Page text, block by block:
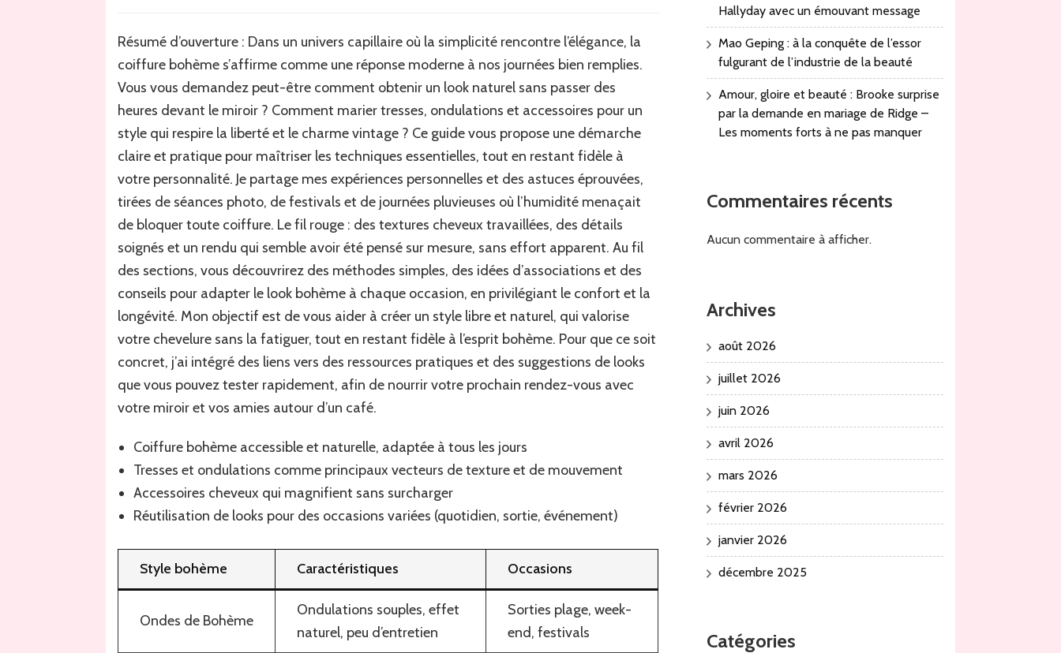
maîtriser
les
tresses,
ondulations
et
accessoires
pour
style
libre
naturel
Résumé d’ouverture : Dans un univers capillaire où la simplicité rencontre l’élégance, la
coiffure bohème s’affirme comme une réponse moderne à nos journées bien remplies.
Vous vous demandez peut-être comment obtenir un look naturel sans passer des
heures devant le miroir ? Comment marier tresses, ondulations et accessoires pour un
style qui respire la liberté et le charme vintage ? Ce guide vous propose une démarche
claire et pratique pour maîtriser les techniques essentielles, tout en restant fidèle à
votre personnalité. Je partage mes expériences personnelles et des astuces éprouvées,
tirées de séances photo, de festivals et de journées pluvieuses où l’humidité menaçait
de bloquer toute coiffure. Le fil rouge : des textures cheveux travaillées, des détails
soignés et un rendu qui semble avoir été pensé sur mesure, sans effort apparent. Au fil
des sections, vous découvrirez des méthodes simples, des idées d’associations et des
conseils pour adapter le look bohème à chaque occasion, en privilégiant le confort et la
longévité. Mon objectif est de vous aider à créer un style libre et naturel, qui valorise
votre chevelure sans la fatiguer, tout en restant fidèle à l’esprit bohème. Pour que ce soit
concret, j’ai intégré des liens vers des ressources pratiques et des suggestions de looks
que vous pouvez tester rapidement, afin de nourrir votre prochain rendez-vous avec
votre miroir et vos amies autour d’un café.
Coiffure bohème accessible et naturelle, adaptée à tous les jours
Tresses et ondulations comme principaux vecteurs de texture et de mouvement
Accessoires cheveux qui magnifient sans surcharger
Réutilisation de looks pour des occasions variées (quotidien, sortie, événement)
Style bohème Caractéristiques Occasions
Ondes de Bohème
Ondulations souples, effet
naturel, peu d’entretien
Sorties plage, week-
end, festivals
Hallyday avec un émouvant message
Mao Geping : à la conquête de l’essor
fulgurant de l’industrie de la beauté
Amour, gloire et beauté : Brooke surprise
par la demande en mariage de Ridge –
Les moments forts à ne pas manquer
Commentaires récents
Aucun commentaire à afficher.
Archives
août 2026
juillet 2026
juin 2026
avril 2026
mars 2026
février 2026
janvier 2026
décembre 2025
Catégories